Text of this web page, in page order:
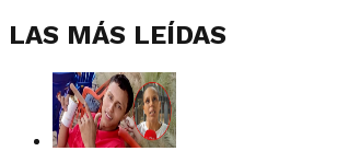
LAS MÁS LEÍDAS